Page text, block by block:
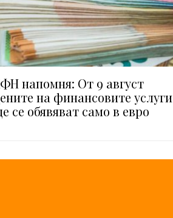
напомня: От 9 август
на финансовите услуги
се обявяват само в евро